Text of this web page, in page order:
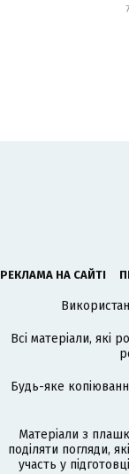
РЕКЛАМА НА САЙТІ
Всі матеріали, які
Будь-яке
Матеріали з
поділяти погляди,
участь у